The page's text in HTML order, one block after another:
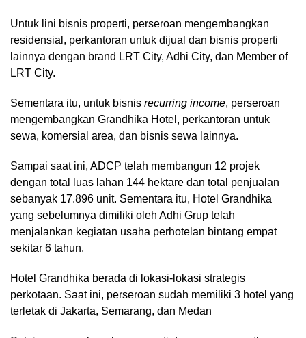
Untuk lini bisnis properti, perseroan mengembangkan
residensial, perkantoran untuk dijual dan bisnis properti
lainnya dengan brand LRT City, Adhi City, dan Member of
LRT City.
Sementara itu, untuk bisnis recurring income, perseroan
mengembangkan Grandhika Hotel, perkantoran untuk
sewa, komersial area, dan bisnis sewa lainnya.
Sampai saat ini, ADCP telah membangun 12 projek
dengan total luas lahan 144 hektare dan total penjualan
sebanyak 17.896 unit. Sementara itu, Hotel Grandhika
yang sebelumnya dimiliki oleh Adhi Grup telah
menjalankan kegiatan usaha perhotelan bintang empat
sekitar 6 tahun.
Hotel Grandhika berada di lokasi-lokasi strategis
perkotaan. Saat ini, perseroan sudah memiliki 3 hotel yang
terletak di Jakarta, Semarang, dan Medan